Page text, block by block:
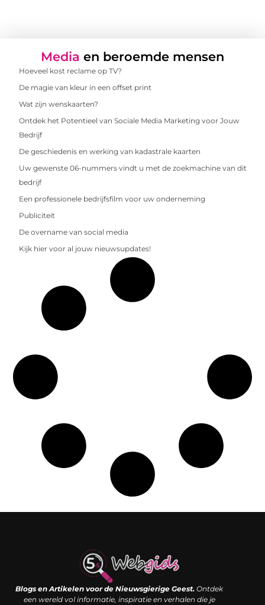
Media en beroemde mensen
Hoeveel kost reclame op TV?
De magie van kleur in een offset print
Wat zijn wenskaarten?
Ontdek het Potentieel van Sociale Media Marketing voor Jouw
Bedrijf
De geschiedenis en werking van kadastrale kaarten
Uw gewenste 06-nummers vindt u met de zoekmachine van dit
bedrijf
Een professionele bedrijfsfilm voor uw onderneming
Publiciteit
De overname van social media
Kijk hier voor al jouw nieuwsupdates!
Blogs en Artikelen voor de Nieuwsgierige Geest. Ontdek
een wereld vol informatie, inspiratie en verhalen die je